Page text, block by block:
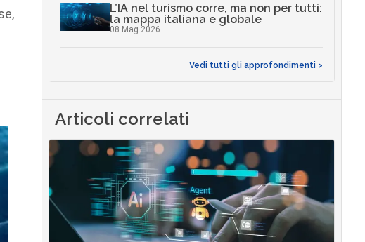
L’IA nel turismo corre, ma non per tutti:
la mappa italiana e globale
08 Mag 2026
Vedi tutti gli approfondimenti >
Articoli correlati